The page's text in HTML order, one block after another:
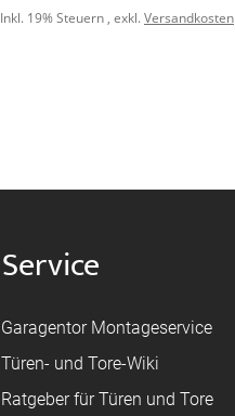
Inkl. 19% Steuern , exkl.Versandkosten
Service
Garagentor Montageservice
Türen- und Tore-Wiki
Ratgeber für Türen und Tore